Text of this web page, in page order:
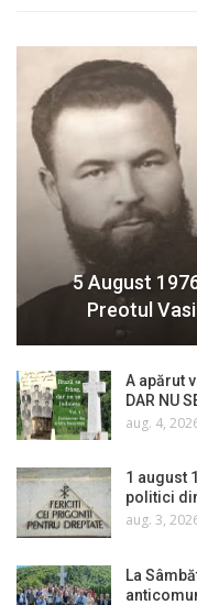
5 August
Preotul
A apărut
DAR NU
aug. 4,
1 august
politici
aug. 3,
La